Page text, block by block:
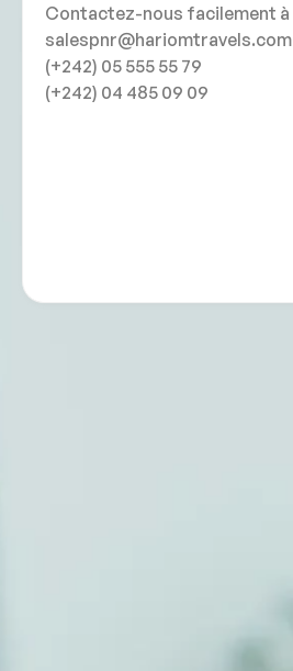
Contactez-nous facilement à
salespnr@hariomtravels.com
(+242) 05 555 55 79
(+242) 04 485 09 09